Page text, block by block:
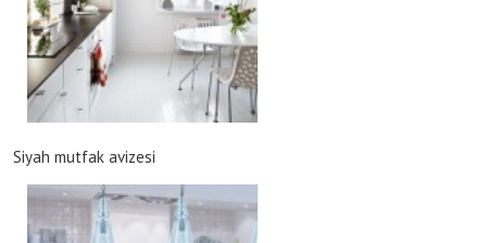
Siyah mutfak avizesi